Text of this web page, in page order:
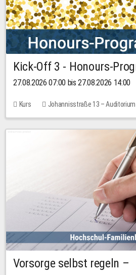
Kick-Off 3 - Honours-
27.08.2026 07:00 bis 27.08.2026 14:00
Kurs
Johannisstraße 13 –
11 Plätze
Vorsorge selbst regeln –